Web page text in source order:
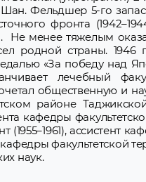
Фельдшер 5-го
фронта
Не менее тяжелым
родной страны. 1946
«За победу над
лечебный
общественную и
районе
кафедры
ассистент
кафедры факультетской
наук.